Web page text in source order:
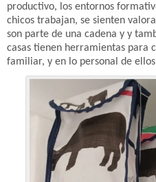
productivo, los entornos
chicos trabajan, se sienten
son parte de una cadena y y
casas tienen herramientas para
familiar, y en lo personal de